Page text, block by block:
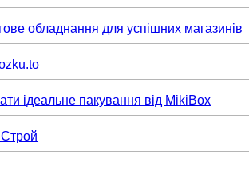
обладнання для успішних магазинів
ідеальне пакування від MikiBox